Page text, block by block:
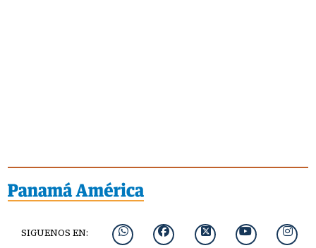
SIGUENOS EN: